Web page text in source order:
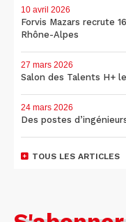
10 avril 2026
Forvis Mazars recrute
Rhône-Alpes
27 mars 2026
Salon des Talents H+ le
24 mars 2026
Des postes
TOUS LES ARTICLES